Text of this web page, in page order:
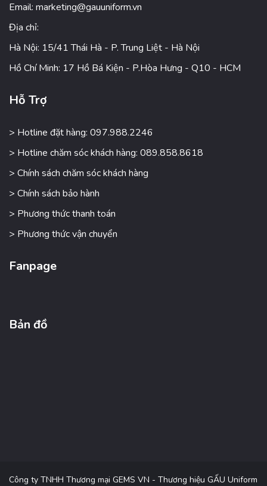
Email: marketing@gauuniform.vn
Địa chỉ:
Hà Nội: 15/41 Thái Hà - P. Trung Liệt - Hà Nội
Hồ Chí Minh: 17 Hồ Bá Kiện - P.Hòa Hưng - Q10 - HCM
Hỗ Trợ
> Hotline đặt hàng: 097.988.2246
> Hotline chăm sóc khách hàng: 089.858.8618
> Chính sách chăm sóc khách hàng
> Chính sách bảo hành
> Phương thức thanh toán
> Phương thức vận chuyển
Fanpage
Bản đồ
Công ty TNHH Thương mại GEMS VN - Thương hiệu GẤU Uniform